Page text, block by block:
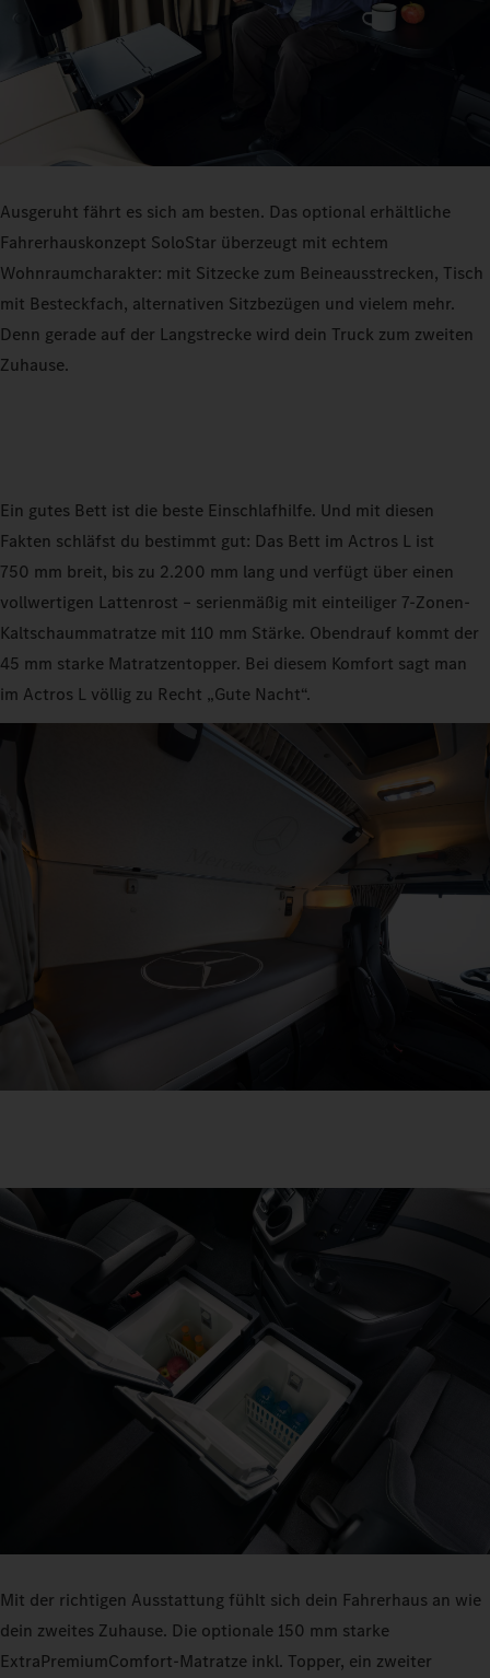
Ausgeruht fährt es sich am besten. Das optional erhältliche
Fahrerhauskonzept SoloStar überzeugt mit echtem
Wohnraumcharakter: mit Sitzecke zum Beineausstrecken, Tisch
mit Besteckfach, alternativen Sitzbezügen und vielem mehr.
Denn gerade auf der Langstrecke wird dein Truck zum zweiten
Zuhause.
Ein gutes Bett ist die beste Einschlafhilfe. Und mit diesen
Fakten schläfst du bestimmt gut: Das Bett im Actros L ist
750 mm breit, bis zu 2.200 mm lang und verfügt über einen
vollwertigen Lattenrost – serienmäßig mit einteiliger 7-Zonen-
Kaltschaummatratze mit 110 mm Stärke. Obendrauf kommt der
45 mm starke Matratzentopper. Bei diesem Komfort sagt man
im Actros L völlig zu Recht „Gute Nacht“.
Mit der richtigen Ausstattung fühlt sich dein Fahrerhaus an wie
dein zweites Zuhause. Die optionale 150 mm starke
ExtraPremiumComfort-Matratze inkl. Topper, ein zweiter